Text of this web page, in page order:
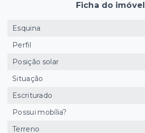
Ficha do imóvel
Esquina
Perfil
Posição solar
Situação
Escriturado
Possui mobília?
Terreno